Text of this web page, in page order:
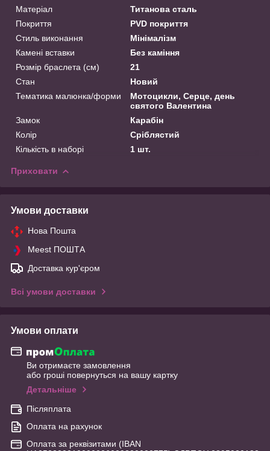
Матеріал
Титанова сталь
Покриття
PVD покриття
Стиль виконання
Мінімалізм
Камені вставки
Без каміння
Розмір браслета (см)
21
Стан
Новий
Тематика малюнка/форми
Мотоцикли, Серце, день
святого Валентина
Замок
Карабін
Колір
Сріблястий
Кількість в наборі
1 шт.
Приховати
Умови доставки
Нова Пошта
Meest ПОШТА
Доставка кур'єром
Всі умови доставки
Умови оплати
Ви отримаєте замовлення
або гроші повернуться на вашу картку
Детальніше
Післяплата
Оплата на рахунок
Оплата за реквізитами (IBAN